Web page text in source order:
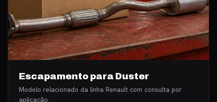
Escapamento para Duster
Modelo relacionado da linha Renault com consulta por
aplicação.